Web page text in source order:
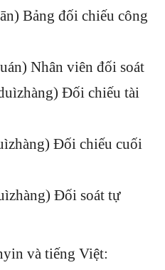
Bảng đối chiếu công
Nhân viên đối soát
Đối chiếu tài
Đối chiếu cuối
Đối soát tự
và tiếng Việt: